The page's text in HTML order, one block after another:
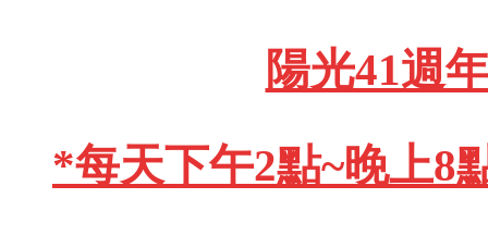
陽光41週
*每天下午2點~晚上8